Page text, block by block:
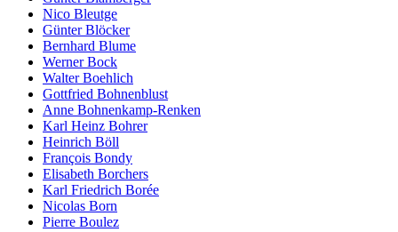
Nico Bleutge
Günter Blöcker
Bernhard Blume
Werner Bock
Walter Boehlich
Gottfried Bohnenblust
Anne Bohnenkamp-Renken
Karl Heinz Bohrer
Heinrich Böll
François Bondy
Elisabeth Borchers
Karl Friedrich Borée
Nicolas Born
Pierre Boulez